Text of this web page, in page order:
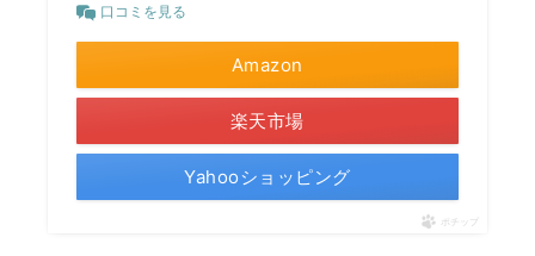
口コミを見る
Amazon
楽天市場
Yahooショッピング
ポチップ